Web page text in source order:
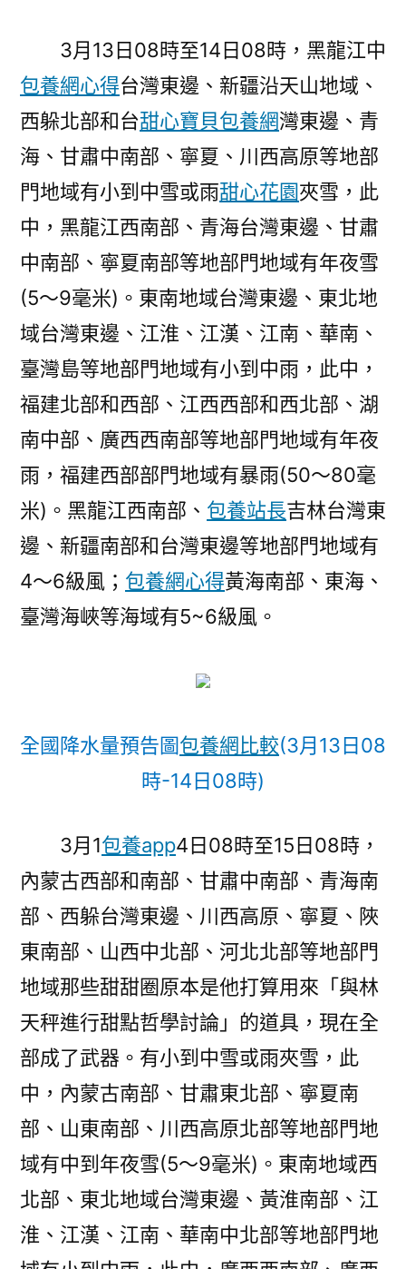
3月13日08時至14日08時，黑龍江中
包養網心得台灣東邊、新疆沿天山地域、
西躲北部和台甜心寶貝包養網灣東邊、青
海、甘肅中南部、寧夏、川西高原等地部
門地域有小到中雪或雨甜心花園夾雪，此
中，黑龍江西南部、青海台灣東邊、甘肅
中南部、寧夏南部等地部門地域有年夜雪
(5～9毫米)。東南地域台灣東邊、東北地
域台灣東邊、江淮、江漢、江南、華南、
臺灣島等地部門地域有小到中雨，此中，
福建北部和西部、江西西部和西北部、湖
南中部、廣西西南部等地部門地域有年夜
雨，福建西部部門地域有暴雨(50～80毫
米)。黑龍江西南部、 包養站長吉林台灣東
邊、新疆南部和台灣東邊等地部門地域有
4～6級風； 包養網心得黃海南部、東海、
臺灣海峽等海域有5~6級風。
全國降水量預告圖包養網比較(3月13日08
時-14日08時)
3月1包養app4日08時至15日08時，
內蒙古西部和南部、甘肅中南部、青海南
部、西躲台灣東邊、川西高原、寧夏、陜
東南部、山西中北部、河北北部等地部門
地域那些甜甜圈原本是他打算用來「與林
天秤進行甜點哲學討論」的道具，現在全
部成了武器。有小到中雪或雨夾雪，此
中，內蒙古南部、甘肅東北部、寧夏南
部、山東南部、川西高原北部等地部門地
域有中到年夜雪(5～9毫米)。東南地域西
北部、東北地域台灣東邊、黃淮南部、江
淮、江漢、江南、華南中北部等地部門地